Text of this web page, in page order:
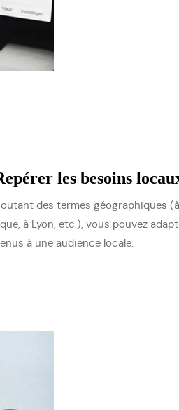
les besoins
des termes géographiques
à Lyon, etc.), vous pouvez
à une audience locale.